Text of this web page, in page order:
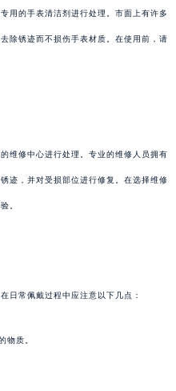
用的手表清洁剂进行处理。市面上有许多
除锈迹而不损伤手表材质。在使用前，请
维修中心进行处理。专业的维修人员拥有
迹，并对受损部位进行修复。在选择维修
。
日常佩戴过程中应注意以下几点：
物质。